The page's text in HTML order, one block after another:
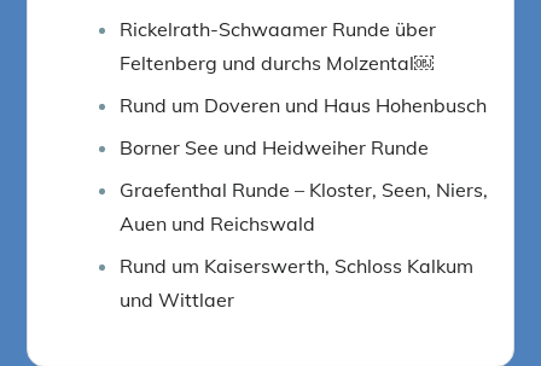
Rickelrath-Schwaamer Runde über
Feltenberg und durchs Molzental￼
Rund um Doveren und Haus Hohenbusch
Borner See und Heidweiher Runde
Graefenthal Runde – Kloster, Seen, Niers,
Auen und Reichswald
Rund um Kaiserswerth, Schloss Kalkum
und Wittlaer